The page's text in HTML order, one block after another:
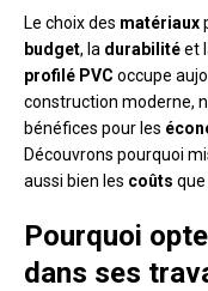
Le choix des matériaux
budget, la durabilitéet
profilé PVC occupe
construction moderne,
bénéfices pour les
Découvrons pourquoi
aussi bien les coûts que
Pourquoi
dans ses